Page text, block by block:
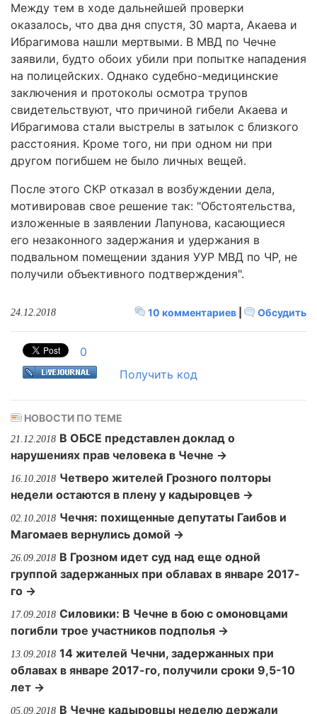
Между тем в ходе дальнейшей проверки
оказалось, что два дня спустя, 30 марта, Акаева и
Ибрагимова нашли мертвыми. В МВД по Чечне
заявили, будто обоих убили при попытке нападения
на полицейских. Однако судебно-медицинские
заключения и протоколы осмотра трупов
свидетельствуют, что причиной гибели Акаева и
Ибрагимова стали выстрелы в затылок с близкого
расстояния. Кроме того, ни при одном ни при
другом погибшем не было личных вещей.
После этого СКР отказал в возбуждении дела,
мотивировав свое решение так: "Обстоятельства,
изложенные в заявлении Лапунова, касающиеся
его незаконного задержания и удержания в
подвальном помещении здания УУР МВД по ЧР, не
получили объективного подтверждения".
10 комментариев Обсудить
24.12.2018
0
Получить код
НОВОСТИ ПО ТЕМЕ
21.12.2018 В ОБСЕ представлен доклад о
нарушениях прав человека в Чечне →
16.10.2018 Четверо жителей Грозного полторы
недели остаются в плену у кадыровцев →
02.10.2018 Чечня: похищенные депутаты Гаибов и
Магомаев вернулись домой →
26.09.2018 В Грозном идет суд над еще одной
группой задержанных при облавах в январе 2017-
го →
17.09.2018 Силовики: В Чечне в бою с омоновцами
погибли трое участников подполья →
13.09.2018 14 жителей Чечни, задержанных при
облавах в январе 2017-го, получили сроки 9,5-10
лет →
05.09.2018 В Чечне кадыровцы неделю держали